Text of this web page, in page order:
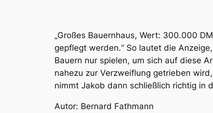
„Großes Bauernhaus, Wert: 300.000
gepflegt werden.“ So lautet die
Bauern nur spielen, um sich auf diese
nahezu zur Verzweiflung getrieben
nimmt Jakob dann schließlich richtig in
Autor: Bernard Fathmann